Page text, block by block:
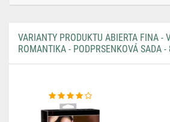
VARIANTY PRODUKTU ABIERTA FINA -
ROMANTIKA - PODPRSENKOVÁ SADA